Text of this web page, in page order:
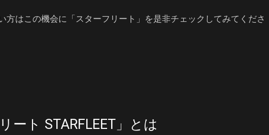
方はこの機会に「スターフリート」を是非チェックしてみてくださ
ート STARFLEET」とは